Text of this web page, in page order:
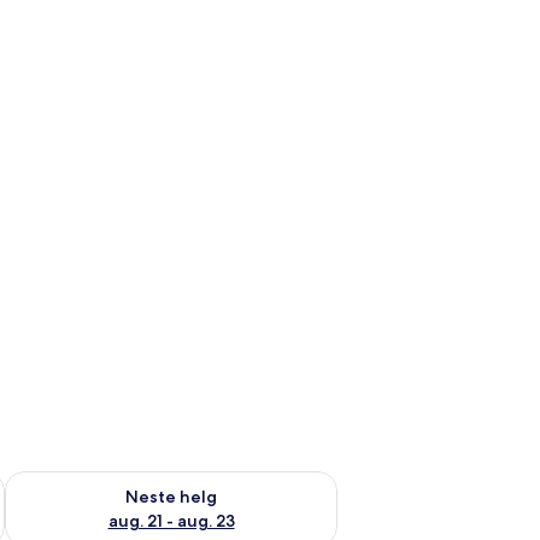
14 - aug. 16
Neste helg
aug. 21 - aug. 23
Sjekk tilgjengelighet for neste helg, aug. 21 - aug. 23